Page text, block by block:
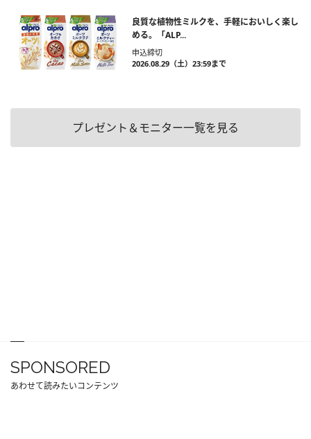
良質な植物性ミルクを、手軽においしく楽し
める。「ALP...
申込締切
2026.08.29（土）23:59まで
プレゼント＆モニター一覧を見る
SPONSORED
あわせて読みたいコンテンツ